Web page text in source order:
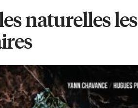
naturelles les